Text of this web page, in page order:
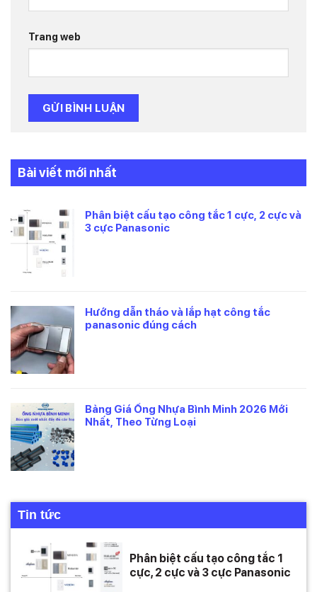
Trang web
Bài viết mới nhất
Phân biệt cấu tạo công tắc 1 cực, 2 cực và
3 cực Panasonic
Hướng dẫn tháo và lắp hạt công tắc
panasonic đúng cách
Bảng Giá Ống Nhựa Bình Minh 2026 Mới
Nhất, Theo Từng Loại
Tin tức
Phân biệt cấu tạo công tắc 1
cực, 2 cực và 3 cực Panasonic